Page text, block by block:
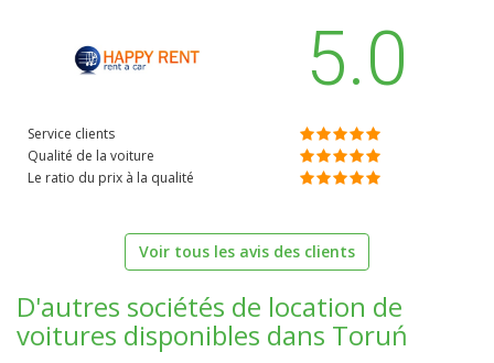
5.0
Service clients
Qualité de la voiture
Le ratio du prix à la qualité
Voir tous les avis des clients
D'autres sociétés de location de
voitures disponibles dans Toruń